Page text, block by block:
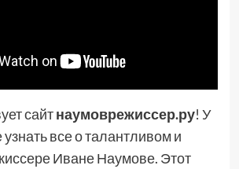
сайтнаумоврежиссер.ру! У
все о талантливом и
Иване Наумове. Этот